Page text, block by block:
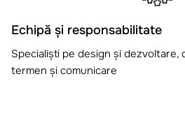
Echipă și responsabilitate
Specialiști pe design și dezvoltare,
termen și comunicare